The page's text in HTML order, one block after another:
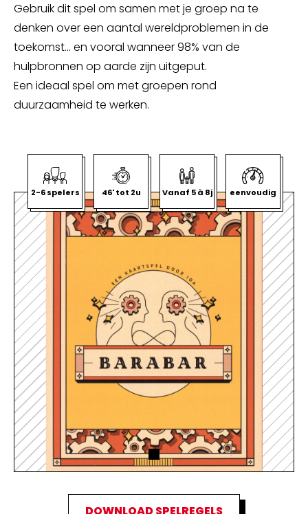
Gebruik dit spel om samen met je groep na te
denken over een aantal wereldproblemen in de
toekomst... en vooral wanneer 98% van de
hulpbronnen op aarde zijn uitgeput.
Een ideaal spel om met groepen rond
duurzaamheid te werken.
2-6 spelers 46' tot 2u Vanaf 5 à 8j eenvoudig